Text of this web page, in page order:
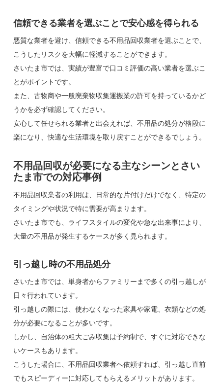
信頼できる業者を選ぶことで安心感を得られる
悪質な業者を避け、信頼できる不用品回収業者を選ぶことで、
こうしたリスクを大幅に軽減することができます。
さいたま市では、実績が豊富で口コミ評価の高い業者を選ぶこ
とがポイントです。
また、古物商や一般廃棄物収集運搬業の許可を持っているかど
うかを必ず確認してください。
安心して任せられる業者と出会えれば、不用品の処分が格段に
楽になり、快適な生活環境を取り戻すことができるでしょう。
不用品回収が必要になる主なシーンとさい
たま市での対応事例
不用品回収業者の利用は、日常的な片付けだけでなく、特定の
タイミングや状況で特に需要が高まります。
さいたま市でも、ライフスタイルの変化や急な出来事により、
大量の不用品が発生するケースが多く見られます。
引っ越し時の不用品処分
さいたま市では、単身者からファミリーまで多くの引っ越しが
日々行われています。
引っ越しの際には、使わなくなった家具や家電、衣類などの処
分が必要になることが多いです。
しかし、自治体の粗大ごみ収集は予約制で、すぐに対応できな
いケースもあります。
こうした場合に、不用品回収業者へ依頼すれば、引っ越し直前
でもスピーディーに対応してもらえるメリットがあります。